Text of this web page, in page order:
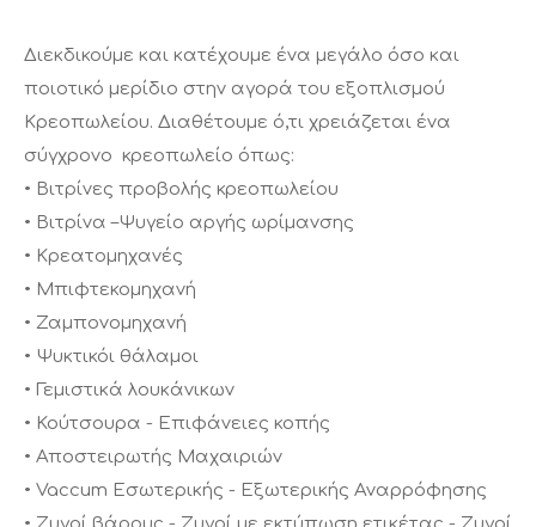
Διεκδικούμε και κατέχουμε ένα μεγάλο όσο και
ποιοτικό μερίδιο στην αγορά του εξοπλισμού
Κρεοπωλείου. Διαθέτουμε ό,τι χρειάζεται ένα
σύγχρονο κρεοπωλείο όπως:
• Βιτρίνες προβολής κρεοπωλείου
• Βιτρίνα –Ψυγείο αργής ωρίμανσης
• Κρεατομηχανές
• Μπιφτεκομηχανή
• Ζαμπονομηχανή
• Ψυκτικόι θάλαμοι
• Γεμιστικά λουκάνικων
• Κούτσουρα - Επιφάνειες κοπής
• Αποστειρωτής Μαχαιριών
• Vaccum Εσωτερικής - Εξωτερικής Αναρρόφησης